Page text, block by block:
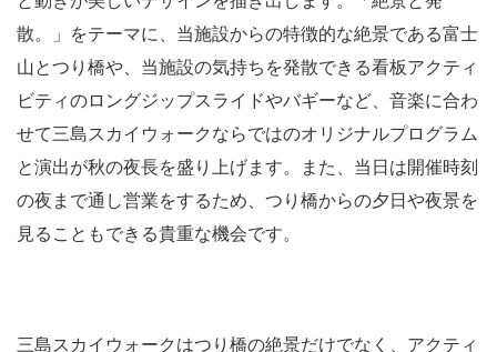
散。」をテーマに、当施設からの特徴的な絶景である富士
山とつり橋や、当施設の気持ちを発散できる看板アクティ
ビティのロングジップスライドやバギーなど、音楽に合わ
せて三島スカイウォークならではのオリジナルプログラム
と演出が秋の夜長を盛り上げます。また、当日は開催時刻
の夜まで通し営業をするため、つり橋からの夕日や夜景を
見ることもできる貴重な機会です。
三島スカイウォークはつり橋の絶景だけでなく、アクティ